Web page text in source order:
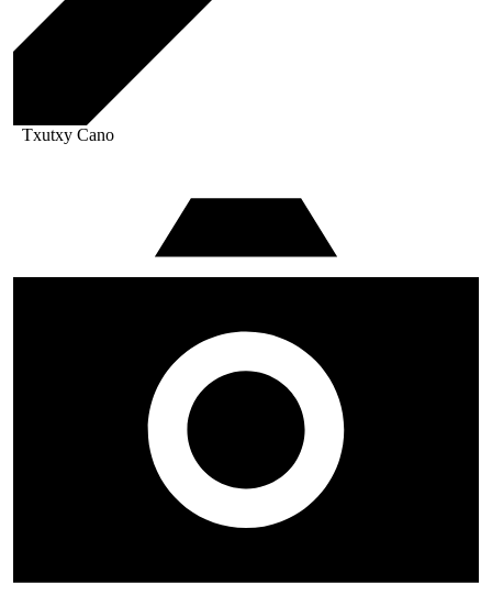
Txutxy Cano